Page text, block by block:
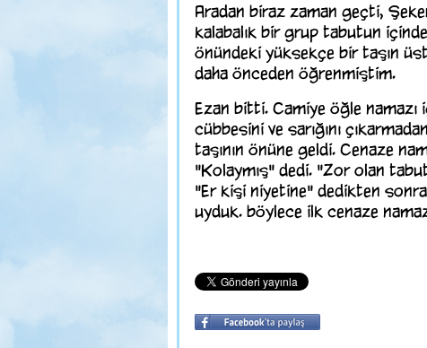
Aradan biraz zaman geçti,
kalabalık bir grup tabutun
önündeki yüksekçe bir taşın
daha önceden öğrenmiştim.
Ezan bitti. Camiye öğle
cübbesini ve sarığını
taşının önüne geldi. Cenaze
"Kolaymış" dedi. "Zor olan
"Er kişi niyetine" dedikten
uyduk. böylece ilk cenaze